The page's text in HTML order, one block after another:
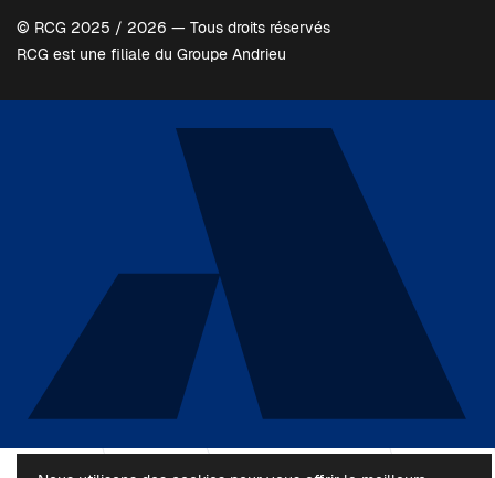
© RCG 2025 / 2026 — Tous droits réservés
RCG est une filiale du Groupe Andrieu